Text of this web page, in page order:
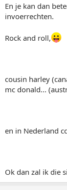
En je kan dan
invoerrechten.
Rock and roll,
cousin harley
mc donald...
en in Nederland
Ok dan zal ik die